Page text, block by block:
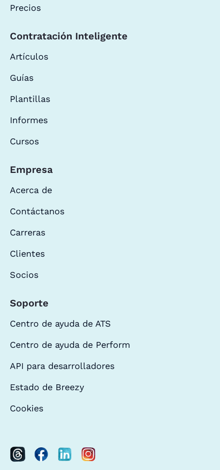
Precios
Contratación Inteligente
Artículos
Guías
Plantillas
Informes
Cursos
Empresa
Acerca de
Contáctanos
Carreras
Clientes
Socios
Soporte
Centro de ayuda de ATS
Centro de ayuda de Perform
API para desarrolladores
Estado de Breezy
Cookies